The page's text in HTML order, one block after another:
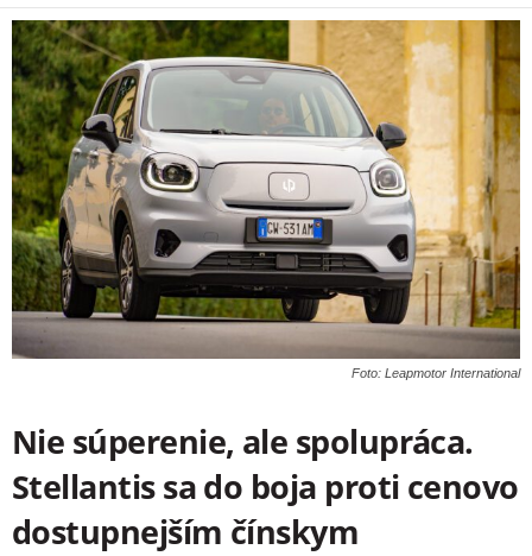
Foto: Leapmotor International
Nie súperenie, ale spolupráca.
Stellantis sa do boja proti cenovo
dostupnejším čínskym